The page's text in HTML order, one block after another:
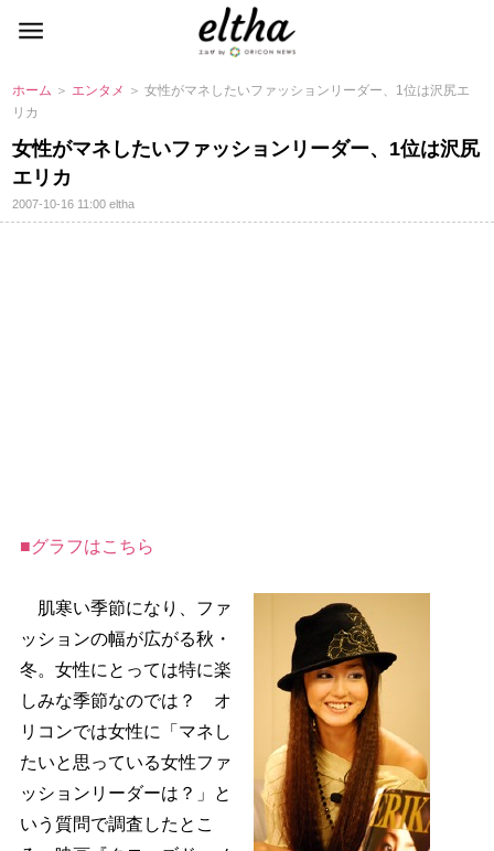
ホーム ＞ エンタメ ＞ 女性がマネしたいファッションリーダー、1位は沢尻エ
リカ
女性がマネしたいファッションリーダー、1位は沢尻
エリカ
2007-10-16 11:00eltha
■グラフはこちら
肌寒い季節になり、ファ
ッションの幅が広がる秋・
冬。女性にとっては特に楽
しみな季節なのでは？ オ
リコンでは女性に「マネし
たいと思っている女性ファ
ッションリーダーは？」と
いう質問で調査したとこ